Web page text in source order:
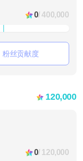
0/ 400,000
粉丝贡献度
120,000
0/ 120,000